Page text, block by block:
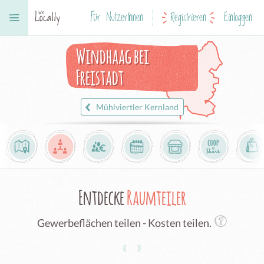
Für NutzerInnen Registrieren Einloggen
Windhaag bei
Freistadt
Mühlviertler Kernland
EntdeckeRaumteiler
Gewerbeflächen teilen - Kosten teilen.